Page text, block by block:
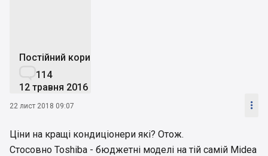
Постійний користувач
114
12 травня 2016
22 лист 2018 09:07 
Ціни на кращі кондиціонери які? Отож.
Стосовно Toshiba - бюджетні моделі на тій самій Midea